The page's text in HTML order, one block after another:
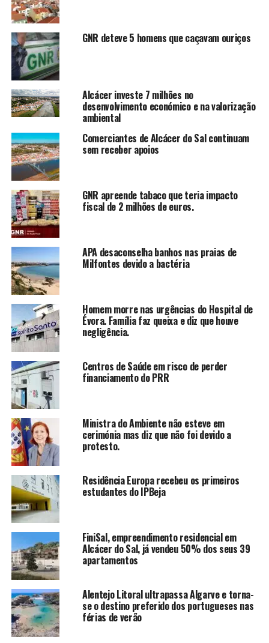
GNR deteve 5 homens que caçavam ouriços
Alcácer investe 7 milhões no
desenvolvimento económico e na valorização
ambiental
Comerciantes de Alcácer do Sal continuam
sem receber apoios
GNR apreende tabaco que teria impacto
fiscal de 2 milhões de euros.
APA desaconselha banhos nas praias de
Milfontes devido a bactéria
Homem morre nas urgências do Hospital de
Évora. Família faz queixa e diz que houve
negligência.
Centros de Saúde em risco de perder
financiamento do PRR
Ministra do Ambiente não esteve em
cerimónia mas diz que não foi devido a
protesto.
Residência Europa recebeu os primeiros
estudantes do IPBeja
FiniSal, empreendimento residencial em
Alcácer do Sal, já vendeu 50% dos seus 39
apartamentos
Alentejo Litoral ultrapassa Algarve e torna-
se o destino preferido dos portugueses nas
férias de verão